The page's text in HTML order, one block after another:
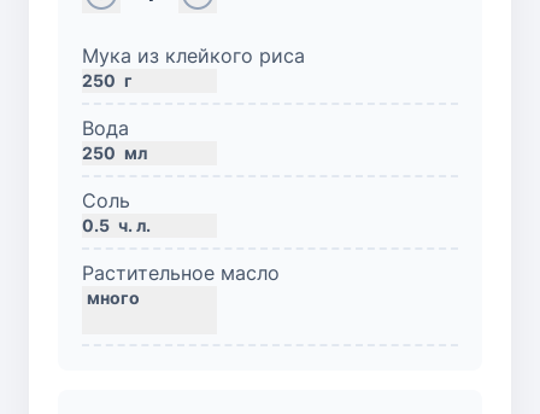
Мука из клейкого риса
250 г
Вода
250 мл
Соль
0.5 ч. л.
Растительное масло